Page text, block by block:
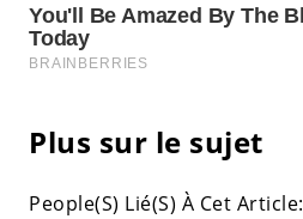
Plus sur le sujet
People(S) Lié(S) À Cet Article: